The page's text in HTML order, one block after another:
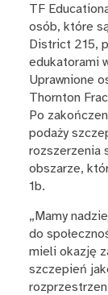
TF
osób, które
District 215,
edukatorami
Uprawnione
Thornton
Po
podaży
rozszerzenia
obszarze,
1b.
„Mamy
do
mieli okazję
szczepień